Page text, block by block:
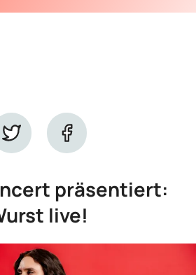
präsentiert:
live!